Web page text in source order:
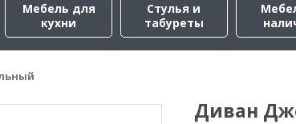
Мебель для
кухни
Стулья и
табуреты
Диван